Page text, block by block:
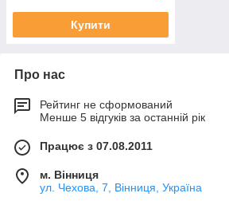
Купити
Про нас
Рейтинг не сформований
Менше 5 відгуків за останній рік
Працює з 07.08.2011
м. Вінниця
ул. Чехова, 7, Вінниця, Україна